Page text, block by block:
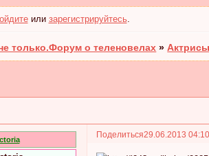
или зарегистрируйтесь.
только.Форум о теленовелах »
Поделиться29.06.2013